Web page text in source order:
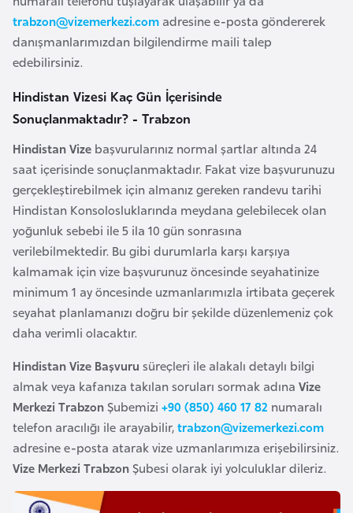
trabzon@vizemerkezi.com adresine e-posta göndererek
danışmanlarımızdan bilgilendirme maili talep
edebilirsiniz.
Hindistan Vizesi Kaç Gün İçerisinde
Sonuçlanmaktadır? - Trabzon
Hindistan Vize başvurularınız normal şartlar altında 24
saat içerisinde sonuçlanmaktadır. Fakat vize başvurunuzu
gerçekleştirebilmek için almanız gereken randevu tarihi
Hindistan Konsolosluklarında meydana gelebilecek olan
yoğunluk sebebi ile 5 ila 10 gün sonrasına
verilebilmektedir. Bu gibi durumlarla karşı karşıya
kalmamak için vize başvurunuz öncesinde seyahatinize
minimum 1 ay öncesinde uzmanlarımızla irtibata geçerek
seyahat planlamanızı doğru bir şekilde düzenlemeniz çok
daha verimli olacaktır.
Hindistan Vize Başvuru süreçleri ile alakalı detaylı bilgi
almak veya kafanıza takılan soruları sormak adına Vize
Merkezi TrabzonŞubemizi +90 (850) 460 17 82 numaralı
telefon aracılığı ile arayabilir,trabzon@vizemerkezi.com
adresine e-posta atarak vize uzmanlarımıza erişebilirsiniz.
Vize Merkezi TrabzonŞubesi olarak iyi yolculuklar dileriz.
s
t
a
n
E
m
e
n
i
s
t
a
n
s
t
o
n
y
a